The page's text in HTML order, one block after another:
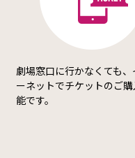
劇場窓口に行かなくても、
ーネットでチケットのご
能です。